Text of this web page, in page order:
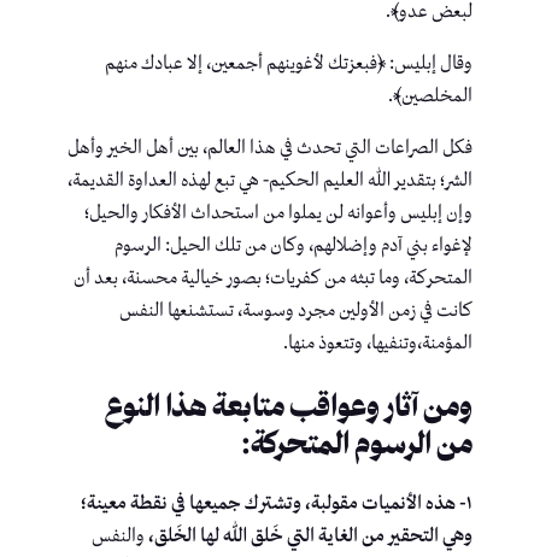
لبعض عدو﴾.
وقال إبليس: ﴿فبعزتك لأغوينهم أجمعين، إلا عبادك منهم
المخلصين﴾.
فكل الصراعات التي تحدث في هذا العالم، بين أهل الخير وأهل
الشر؛ بتقدير الله العليم الحكيم- هي تبع لهذه العداوة القديمة،
وإن إبليس وأعوانه لن يملوا من استحداث الأفكار والحيل؛
لإغواء بني آدم وإضلالهم، وكان من تلك الحيل: الرسوم
المتحركة، وما تبثه من كفريات؛ بصور خيالية محسنة، بعد أن
كانت في زمن الأولين مجرد وسوسة، تستشنعها النفس
المؤمنة،وتنفيها، وتتعوذ منها.
ومن آثار وعواقب متابعة هذا النوع
من الرسوم المتحركة:
١- هذه الأنميات مقولبة، وتشترك جميعها في نقطة معينة؛
وهي التحقير من الغاية التي خَلق الله لها الخَلق، والنفس